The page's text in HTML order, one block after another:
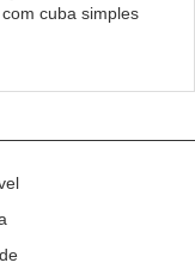
cuba simples